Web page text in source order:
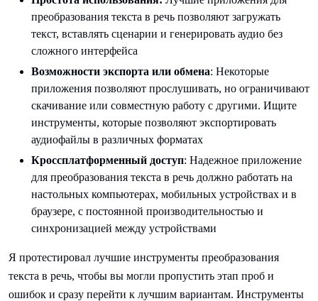
преобразования текста в речь позволяют загружать
текст, вставлять сценарии и генерировать аудио без
сложного интерфейса
Возможности экспорта или обмена: Некоторые
приложения позволяют прослушивать, но ограничивают
скачивание или совместную работу с другими. Ищите
инструменты, которые позволяют экспортировать
аудиофайлы в различных форматах
Кроссплатформенный доступ: Надежное приложение
для преобразования текста в речь должно работать на
настольных компьютерах, мобильных устройствах и в
браузере, с постоянной производительностью и
синхронизацией между устройствами
Я протестировал лучшие инструменты преобразования
текста в речь, чтобы вы могли пропустить этап проб и
ошибок и сразу перейти к лучшим вариантам. Инструменты